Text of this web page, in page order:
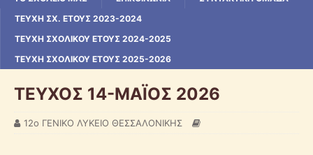
ΤΕΎΧΗ ΣΧ. ΈΤΟΥΣ 2023-2024
ΤΕΎΧΗ ΣΧΟΛΙΚΟΎ ΈΤΟΥΣ 2024-2025
ΤΕΥΧΗ ΣΧΟΛΙΚΟΥ ΕΤΟΥΣ 2025-2026
ΤΕΥΧΟΣ 14-ΜΑΪΟΣ 2026
12ο ΓΕΝΙΚΟ ΛΥΚΕΙΟ ΘΕΣΣΑΛΟΝΙΚΗΣ